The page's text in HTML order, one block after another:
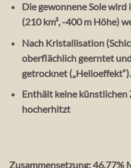
Die gewonnene Sole wird
(210 km², -400 m Höhe)
Nach Kristallisation
oberflächlich geerntet
getrocknet („Helioeffekt“).
Enthält keine künstlichen
hocherhitzt
Zusammensetzung: 46.77%